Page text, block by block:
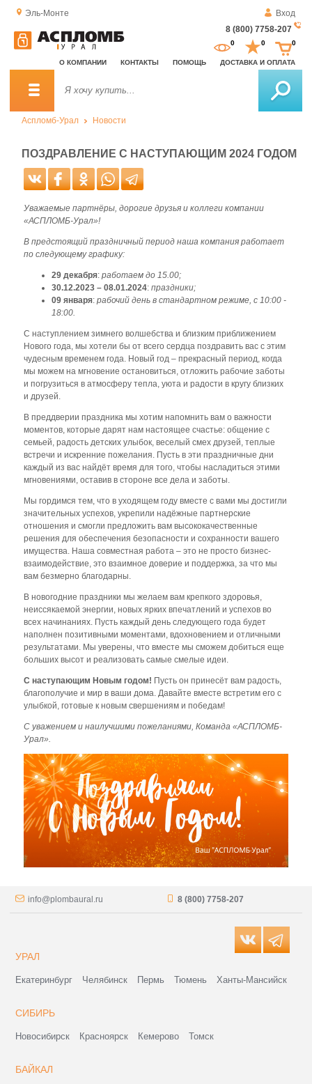
Эль-Монте
Вход
8 (800) 7758-207
О КОМПАНИИ КОНТАКТЫ ПОМОЩЬ ДОСТАВКА И ОПЛАТА
0 0 0
Аспломб-Урал Новости
ПОЗДРАВЛЕНИЕ С НАСТУПАЮЩИМ 2024 ГОДОМ
Уважаемые партнёры, дорогие друзья и коллеги компании
«АСПЛОМБ-Урал»!
В предстоящий праздничный период наша компания работает
по следующему графику:
29 декабря: работаем до 15.00;
30.12.2023 – 08.01.2024: праздники;
09 января: рабочий день в стандартном режиме, с 10:00 -
18:00.
С наступлением зимнего волшебства и близким приближением
Нового года, мы хотели бы от всего сердца поздравить вас с этим
чудесным временем года. Новый год – прекрасный период, когда
мы можем на мгновение остановиться, отложить рабочие заботы
и погрузиться в атмосферу тепла, уюта и радости в кругу близких
и друзей.
В преддверии праздника мы хотим напомнить вам о важности
моментов, которые дарят нам настоящее счастье: общение с
семьей, радость детских улыбок, веселый смех друзей, теплые
встречи и искренние пожелания. Пусть в эти праздничные дни
каждый из вас найдёт время для того, чтобы насладиться этими
мгновениями, оставив в стороне все дела и заботы.
Мы гордимся тем, что в уходящем году вместе с вами мы достигли
значительных успехов, укрепили надёжные партнерские
отношения и смогли предложить вам высококачественные
решения для обеспечения безопасности и сохранности вашего
имущества. Наша совместная работа – это не просто бизнес-
взаимодействие, это взаимное доверие и поддержка, за что мы
вам безмерно благодарны.
В новогодние праздники мы желаем вам крепкого здоровья,
неиссякаемой энергии, новых ярких впечатлений и успехов во
всех начинаниях. Пусть каждый день следующего года будет
наполнен позитивными моментами, вдохновением и отличными
результатами. Мы уверены, что вместе мы сможем добиться еще
больших высот и реализовать самые смелые идеи.
С наступающим Новым годом! Пусть он принесёт вам радость,
благополучие и мир в ваши дома. Давайте вместе встретим его с
улыбкой, готовые к новым свершениям и победам!
С уважением и наилучшими пожеланиями, Команда «АСПЛОМБ-
Урал».
info@plombaural.ru 8 (800) 7758-207
УРАЛ
Екатеринбург Челябинск Пермь Тюмень Ханты-Мансийск
СИБИРЬ
Новосибирск Красноярск Кемерово Томск
БАЙКАЛ